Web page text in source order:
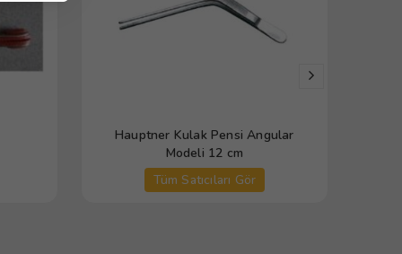
Hauptner Kulak Pensi Angular
Modeli 12 cm
Tüm Satıcıları Gör